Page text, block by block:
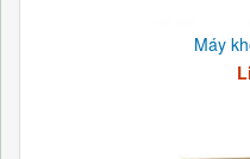
Máy